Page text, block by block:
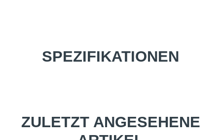
SPEZIFIKATIONEN
ZULETZT ANGESEHENE